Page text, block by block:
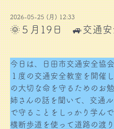
2026-05-25 (月) 12:33
🌞５月19日 🚙交通安
今日は、日田市交通安全協
１度の交通安全教室を開催
の大切な命を守るためのお
姉さんの話を聞いて、交通
で守ることをしっかり学ん
横断歩道を使って道路の渡